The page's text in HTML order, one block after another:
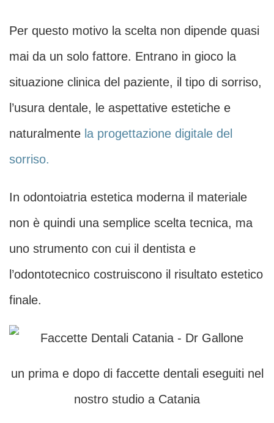
Per questo motivo la scelta non dipende quasi
mai da un solo fattore. Entrano in gioco la
situazione clinica del paziente, il tipo di sorriso,
l’usura dentale, le aspettative estetiche e
naturalmente la progettazione digitale del
sorriso.
In odontoiatria estetica moderna il materiale
non è quindi una semplice scelta tecnica, ma
uno strumento con cui il dentista e
l’odontotecnico costruiscono il risultato estetico
finale.
un prima e dopo di faccette dentali eseguiti nel
nostro studio a Catania